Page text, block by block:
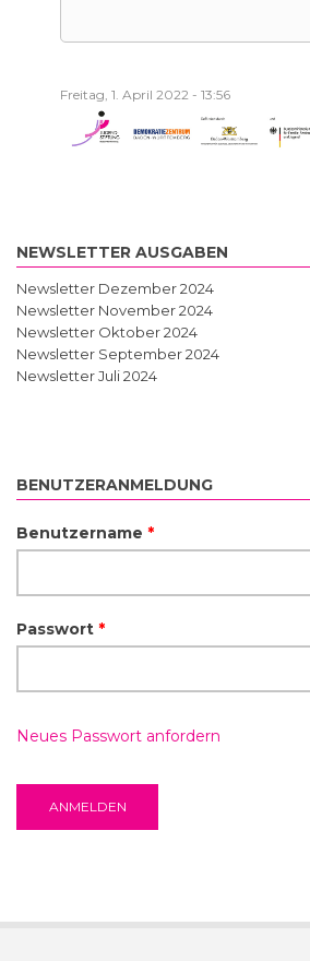
Freitag, 1. April 2022 - 13:56
NEWSLETTER AUSGABEN
Newsletter Dezember 2024
Newsletter November 2024
Newsletter Oktober 2024
Newsletter September 2024
Newsletter Juli 2024
BENUTZERANMELDUNG
Benutzername *
Passwort *
Neues Passwort anfordern